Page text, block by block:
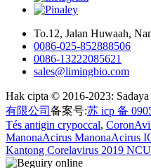
To.12, Jalan Huwaah,
0086-025-852888506
0086-13222085621
sales@limingbio.com
Hak cipta © 2016-2023: Sadaya
有限公司 备案号:苏 icp 备
Tés antigin crypoccal,
ManonaAcirus ManonaAcirus
Kantong Corelavirus 2019